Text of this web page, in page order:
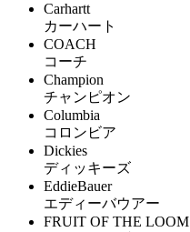
Carhartt
カーハート
COACH
コーチ
Champion
チャンピオン
Columbia
コロンビア
Dickies
ディッキーズ
EddieBauer
エディーバウアー
FRUIT OF THE LOOM